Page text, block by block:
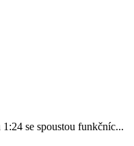
se spoustou funkčníc...